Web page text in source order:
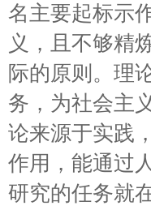
名主要起标示
义，且不够精
际的原则。理
务，为社会主
论来源于实践
作用，能通过
研究的任务就